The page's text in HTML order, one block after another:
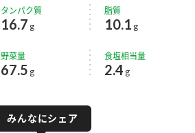
タンパク質
16.7 g
脂質
10.1 g
野菜量
67.5 g
食塩相当量
2.4 g